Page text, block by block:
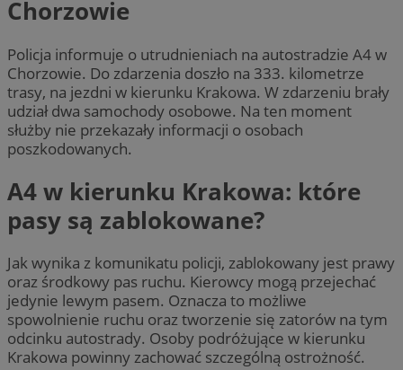
Chorzowie
Policja informuje o utrudnieniach na autostradzie A4 w
Chorzowie. Do zdarzenia doszło na 333. kilometrze
trasy, na jezdni w kierunku Krakowa. W zdarzeniu brały
udział dwa samochody osobowe. Na ten moment
służby nie przekazały informacji o osobach
poszkodowanych.
A4 w kierunku Krakowa: które
pasy są zablokowane?
Jak wynika z komunikatu policji, zablokowany jest prawy
oraz środkowy pas ruchu. Kierowcy mogą przejechać
jedynie lewym pasem. Oznacza to możliwe
spowolnienie ruchu oraz tworzenie się zatorów na tym
odcinku autostrady. Osoby podróżujące w kierunku
Krakowa powinny zachować szczególną ostrożność.